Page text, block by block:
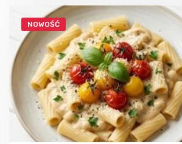
NOWOŚĆ